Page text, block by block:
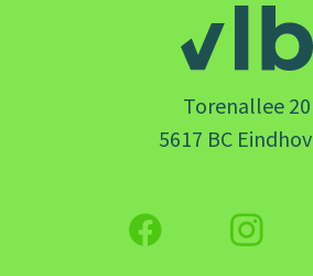
Torenallee 20
5617 BC